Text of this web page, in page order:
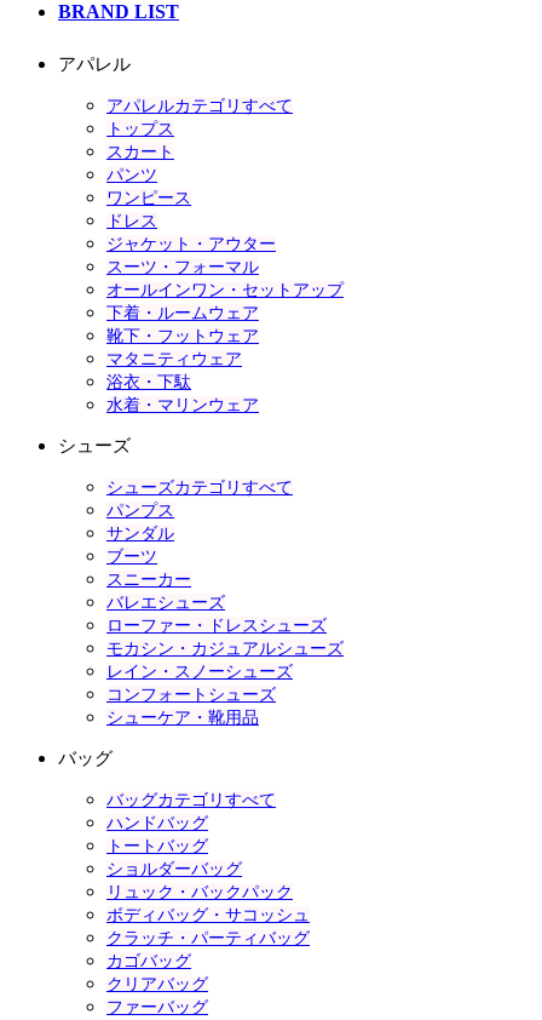
BRAND LIST
アパレル
アパレルカテゴリすべて
トップス
スカート
パンツ
ワンピース
ドレス
ジャケット・アウター
スーツ・フォーマル
オールインワン・セットアップ
下着・ルームウェア
靴下・フットウェア
マタニティウェア
浴衣・下駄
水着・マリンウェア
シューズ
シューズカテゴリすべて
パンプス
サンダル
ブーツ
スニーカー
バレエシューズ
ローファー・ドレスシューズ
モカシン・カジュアルシューズ
レイン・スノーシューズ
コンフォートシューズ
シューケア・靴用品
バッグ
バッグカテゴリすべて
ハンドバッグ
トートバッグ
ショルダーバッグ
リュック・バックパック
ボディバッグ・サコッシュ
クラッチ・パーティバッグ
カゴバッグ
クリアバッグ
ファーバッグ